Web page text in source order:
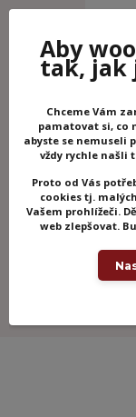
125
Aby
tak, jak
Chceme Vám
pamatovat si, co
abyste se nemuseli
vždy rychle našli
Proto od Vás
cookies tj.
Vašem prohlížeči.
web zlepšovat.